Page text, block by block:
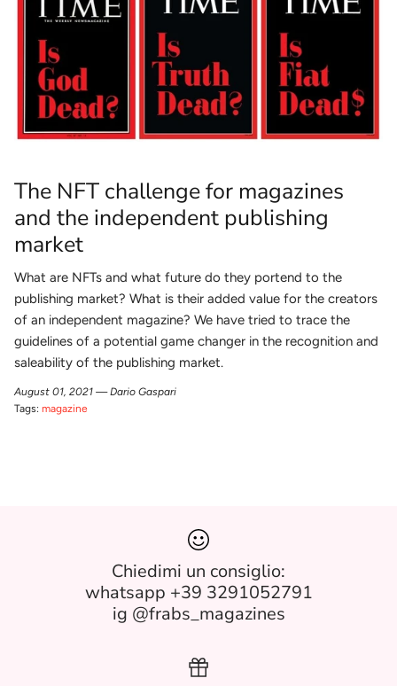
The NFT challenge for magazines
and the independent publishing
market
What are NFTs and what future do they portend to the
publishing market? What is their added value for the creators
of an independent magazine? We have tried to trace the
guidelines of a potential game changer in the recognition and
saleability of the publishing market.
August 01, 2021 —Dario Gaspari
Tags: magazine
Chiedimi un consiglio:
whatsapp +39 3291052791
ig @frabs_magazines